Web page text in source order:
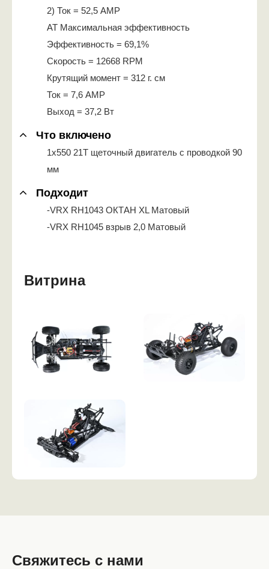
2) Ток = 52,5 AMP
AT Максимальная эффективность
Эффективность = 69,1%
Скорость = 12668 RPM
Крутящий момент = 312 г. см
Ток = 7,6 AMP
Выход = 37,2 Вт
Что включено
1x550 21T щеточный двигатель с проводкой 90
мм
Подходит
-VRX RH1043 ОКТАН XL Матовый
-VRX RH1045 взрыв 2,0 Матовый
Витрина
Свяжитесь с нами